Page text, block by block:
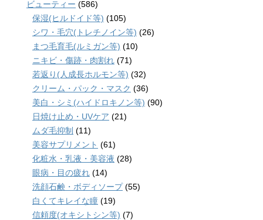
ビューティー (586)
保湿(ヒルドイド等) (105)
シワ・毛穴(トレチノイン等) (26)
まつ毛育毛(ルミガン等) (10)
ニキビ・傷跡・肉割れ (71)
若返り(人成長ホルモン等) (32)
クリーム・パック・マスク (36)
美白・シミ(ハイドロキノン等) (90)
日焼け止め・UVケア (21)
ムダ毛抑制 (11)
美容サプリメント (61)
化粧水・乳液・美容液 (28)
眼病・目の疲れ (14)
洗顔石鹸・ボディソープ(55)
白くてキレイな瞳 (19)
信頼度(オキシトシン等) (7)